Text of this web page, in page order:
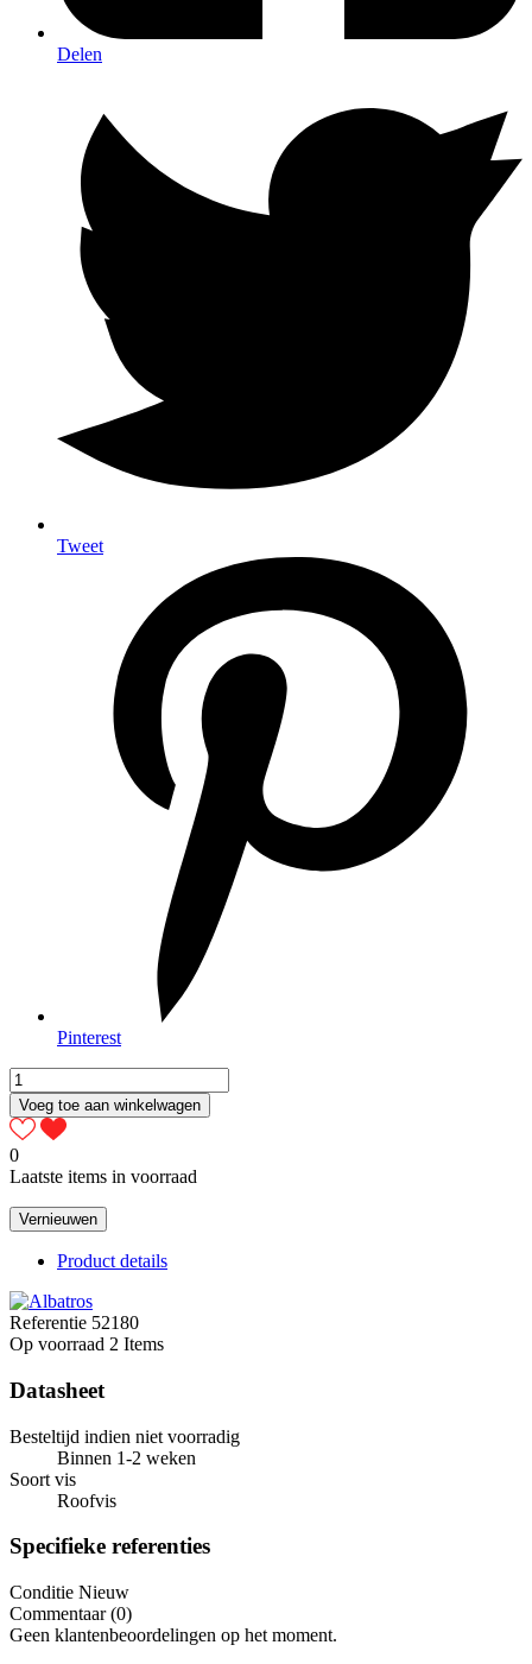
Delen
Tweet
Pinterest
Voeg toe aan winkelwagen
0
Laatste items in voorraad
Product details
Referentie 52180
Op voorraad 2 Items
Datasheet
Besteltijd indien niet voorradig
Binnen 1-2 weken
Soort vis
Roofvis
Specifieke referenties
Conditie Nieuw
Commentaar (0)
Geen klantenbeoordelingen op het moment.